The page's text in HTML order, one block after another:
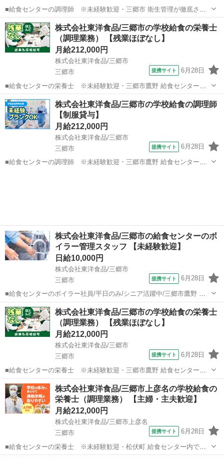
■給食センターの調理師 ※未経験歓迎・三郷市 衛生管理が徹底され
た給食センター内での、調理業務となります。大勢のスタッフと共
に、作業分担をしながら、決められた時間の中で、「バリエーション
豊かな給食」を作っていきます。集団給...
埼玉 三郷市 調理師
株式会社東洋食品/三郷市の学校給食の栄養士
（調理業務） 【残業ほぼなし】
月給212,000円
株式会社東洋食品/三郷市
三郷市
提携サイト 6月28日
■給食センターの栄養士 ※未経験歓迎・三郷市鷹野 給食センター内
で調理全般のお仕事をお任せいたします。たくさんのスタッフと共
に、決められた時間の中、毎日の元気と美味しい笑顔を作っていくお
仕事です！ 【仕事内容詳細】 給食...
埼玉 三郷市 栄養士
株式会社東洋食品/三郷市の学校給食の調理師
【制服貸与】
月給212,000円
株式会社東洋食品/三郷市
三郷市
提携サイト 6月28日
■給食センターの調理師 ※未経験歓迎・三郷市鷹野 給食センター内
株式会社東洋食品/三郷市の給食センターのボ
イラー管理スタッフ 【未経験歓迎】
日給10,000円
株式会社東洋食品/三郷市
三郷市
提携サイト 6月28日
■給食センターのボイラー社員/平日のみ/シニア活躍中/三郷市鷹野 給
食センターのボイラー業務は、毎日楽しみに待っている子供たちの給
食を調理する上で、無くてはならない存在の、大切なおシゴトです。
【仕事内容詳細】 ボイラー...
埼玉 三郷市 マンション管理
株式会社東洋食品/三郷市の学校給食の栄養士
（調理業務） 【残業ほぼなし】
月給212,000円
株式会社東洋食品/三郷市
三郷市
提携サイト 6月28日
■給食センターの栄養士 ※未経験歓迎・三郷市鷹野 給食センター内
で調理全般のお仕事をお任せいたします。たくさんのスタッフと共
に、決められた時間の中、毎日の元気と美味しい笑顔を作っていくお
仕事です！ 【仕事内容詳細】 給食...
埼玉 三郷市 栄養士
株式会社東洋食品/三郷市上彦名の学校給食の
栄養士（調理業務） 【主婦・主夫歓迎】
月給212,000円
株式会社東洋食品/三郷市上彦名
三郷市
提携サイト 6月28日
■給食センターの栄養士 ※未経験歓迎・松伏町 給食センター内で調
理全般のお仕事をお任せいたします。たくさんのスタッフと共に、決